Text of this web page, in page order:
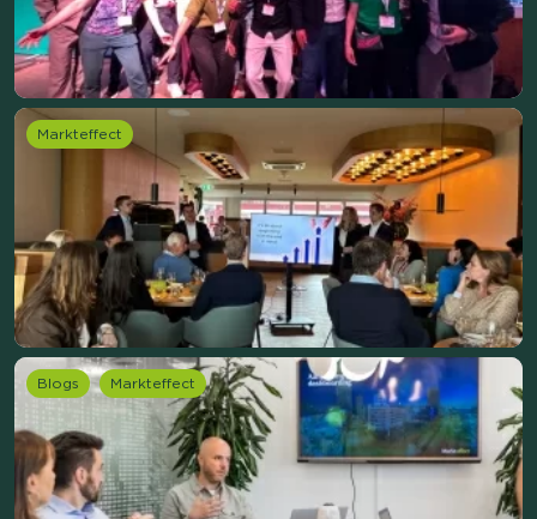
Markteffect
Blogs Markteffect